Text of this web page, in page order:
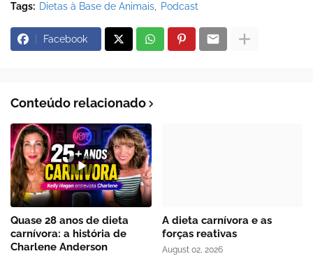
Tags: Dietas à Base de Animais Podcast
Facebook
Conteúdo relacionado
Quase 28 anos de dieta
carnívora: a história de
Charlene Anderson
A dieta carnívora e as
forças reativas
August 02, 2026